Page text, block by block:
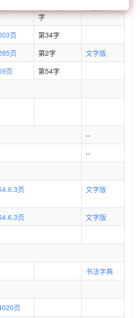
字
页
第34字
页 第2字
文字版
页
第54字
--
--
页 文字版
页
文字版
书法字典
页